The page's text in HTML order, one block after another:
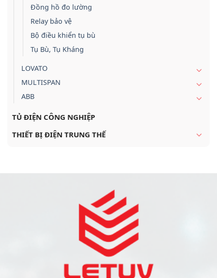
Đồng hồ đo lường
Relay bảo vệ
Bộ điều khiển tụ bù
Tụ Bù, Tụ Kháng
LOVATO
MULTISPAN
ABB
TỦ ĐIỆN CÔNG NGHIỆP
THIẾT BỊ ĐIỆN TRUNG THẾ